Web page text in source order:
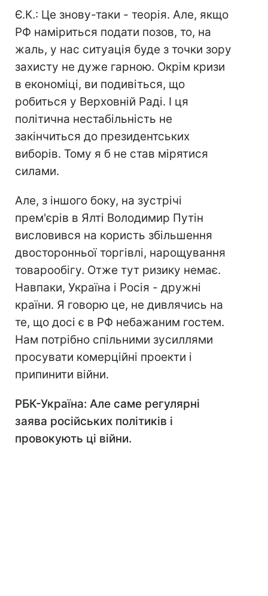
Є.К.: Це знову-таки - теорія. Але, якщо
РФ наміриться подати позов, то, на
жаль, у нас ситуація буде з точки зору
захисту не дуже гарною. Окрім кризи
в економіці, ви подивіться, що
робиться у Верховній Раді. І ця
політична нестабільність не
закінчиться до президентських
виборів. Тому я б не став мірятися
силами.
Але, з іншого боку, на зустрічі
прем'єрів в Ялті Володимир Путін
висловився на користь збільшення
двосторонньої торгівлі, нарощування
товарообігу. Отже тут ризику немає.
Навпаки, Україна і Росія - дружні
країни. Я говорю це, не дивлячись на
те, що досі є в РФ небажаним гостем.
Нам потрібно спільними зусиллями
просувати комерційні проекти і
припинити війни.
РБК-Україна: Але саме регулярні
заява російських політиків і
провокують ці війни.